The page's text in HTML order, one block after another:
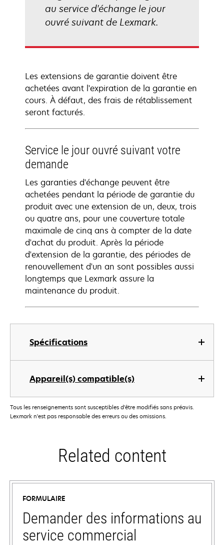
Spécifications
Appareil(s) compatible(s)
au service d'échange le jour
ouvré suivant de Lexmark.
Les extensions de garantie doivent être
achetées avant l'expiration de la garantie en
cours. À défaut, des frais de rétablissement
seront facturés.
Service le jour ouvré suivant votre
demande
Les garanties d'échange peuvent être
achetées pendant la période de garantie du
produit avec une extension de un, deux, trois
ou quatre ans, pour une couverture totale
maximale de cinq ans à compter de la date
d'achat du produit. Après la période
d'extension de la garantie, des périodes de
renouvellement d'un an sont possibles aussi
longtemps que Lexmark assure la
maintenance du produit.
Tous les renseignements sont susceptibles d'être modifiés sans préavis.
Lexmark n'est pas responsable des erreurs ou des omissions.
Related content
FORMULAIRE
Demander des informations au
service commercial